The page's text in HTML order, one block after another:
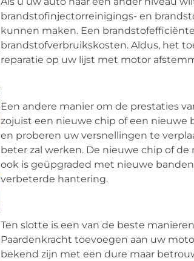
brandstofinjectorreinigings- en
kunnen maken. Een
brandstofverbruikskosten. Aldus, het
reparatie op uw lijst met motor
Een andere manier om de prestaties
zojuist een nieuwe chip of een
en proberen uw versnellingen te
beter zal werken. De nieuwe chip of
ook is geüpgraded met nieuwe
verbeterde hantering.
Ten slotte is een van de beste
Paardenkracht toevoegen aan uw
bekend zijn met een dure maar